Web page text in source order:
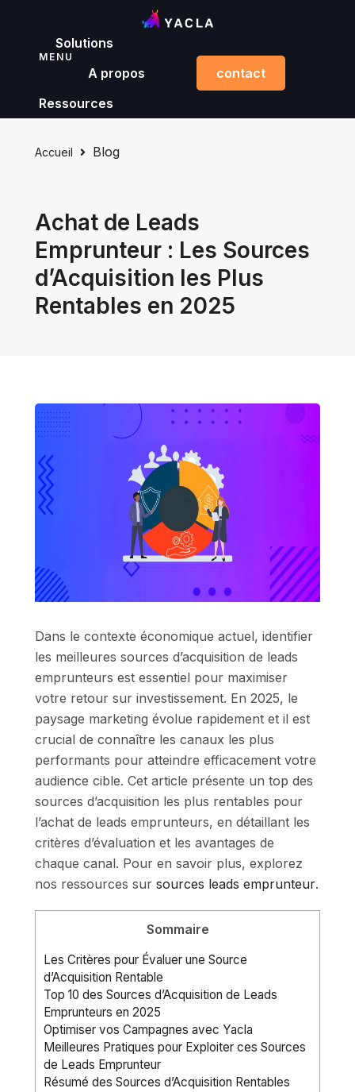
MENU
Solutions
A propos
Ressources
contact
Accueil Blog
Achat de Leads
Emprunteur : Les Sources
d’Acquisition les Plus
Rentables en 2025
Dans le contexte économique actuel, identifier
les meilleures sources d’acquisition de leads
emprunteurs est essentiel pour maximiser
votre retour sur investissement. En 2025, le
paysage marketing évolue rapidement et il est
crucial de connaître les canaux les plus
performants pour atteindre efficacement votre
audience cible. Cet article présente un top des
sources d’acquisition les plus rentables pour
l’achat de leads emprunteurs, en détaillant les
critères d’évaluation et les avantages de
chaque canal. Pour en savoir plus, explorez
nos ressources sur sources leads emprunteur.
Sommaire
Les Critères pour Évaluer une Source
d’Acquisition Rentable
Top 10 des Sources d’Acquisition de Leads
Emprunteurs en 2025
Optimiser vos Campagnes avec Yacla
Meilleures Pratiques pour Exploiter ces Sources
de Leads Emprunteur
Résumé des Sources d’Acquisition Rentables